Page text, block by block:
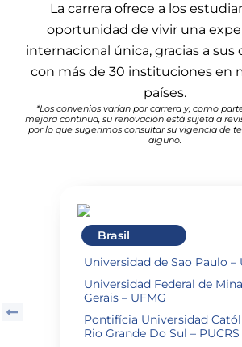
La carrera ofrece a los
oportunidad de vivir una
internacional única, gracias a sus
con más de 30 instituciones en
países.
*Los convenios varían por carrera y, como
mejora continua, su renovación está sujeta a
por lo que sugerimos consultar su vigencia de
alguno.
Brasil
Universidad de Sao Paulo –
Universidad Federal de
Gerais – UFMG
Pontifícia Universidad
Rio Grande Do Sul – PUCRS